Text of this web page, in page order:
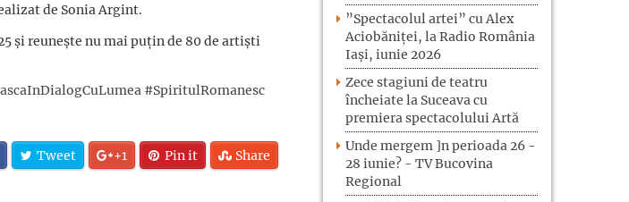
de Sonia Argint.
și reunește nu mai puțin de 80 de artiști
#SpiritulRomanesc
Tweet +1 Pin it Share
”Spectacolul artei” cu Alex
Aciobăniței, la Radio România
Iași, iunie 2026
Zece stagiuni de teatru
încheiate la Suceava cu
premiera spectacolului Artă
Unde mergem ]n perioada 26 -
28 iunie? - TV Bucovina
Regional